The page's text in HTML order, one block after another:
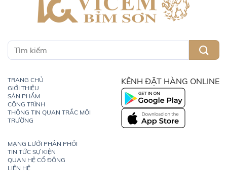
TRANG CHỦ
GIỚI THIỆU
SẢN PHẨM
CÔNG TRÌNH
THÔNG TIN QUAN TRẮC MÔI
TRƯỜNG
MẠNG LƯỚI PHÂN PHỐI
TIN TỨC SỰ KIỆN
QUAN HỆ CỔ ĐÔNG
LIÊN HỆ
KÊNH ĐẶT HÀNG ONLINE